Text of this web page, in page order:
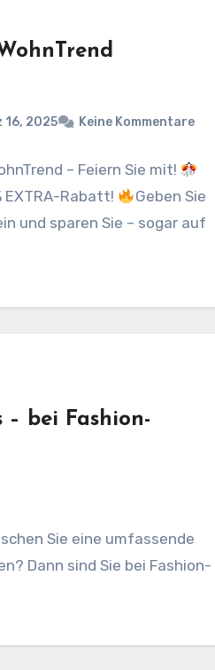
16, 2025 Keine Kommentare
– Feiern Sie mit!
EXTRA-Rabatt!
Geben Sie
und sparen Sie – sogar auf
bei Fashion-
Sie eine umfassende
Dann sind Sie bei Fashion-